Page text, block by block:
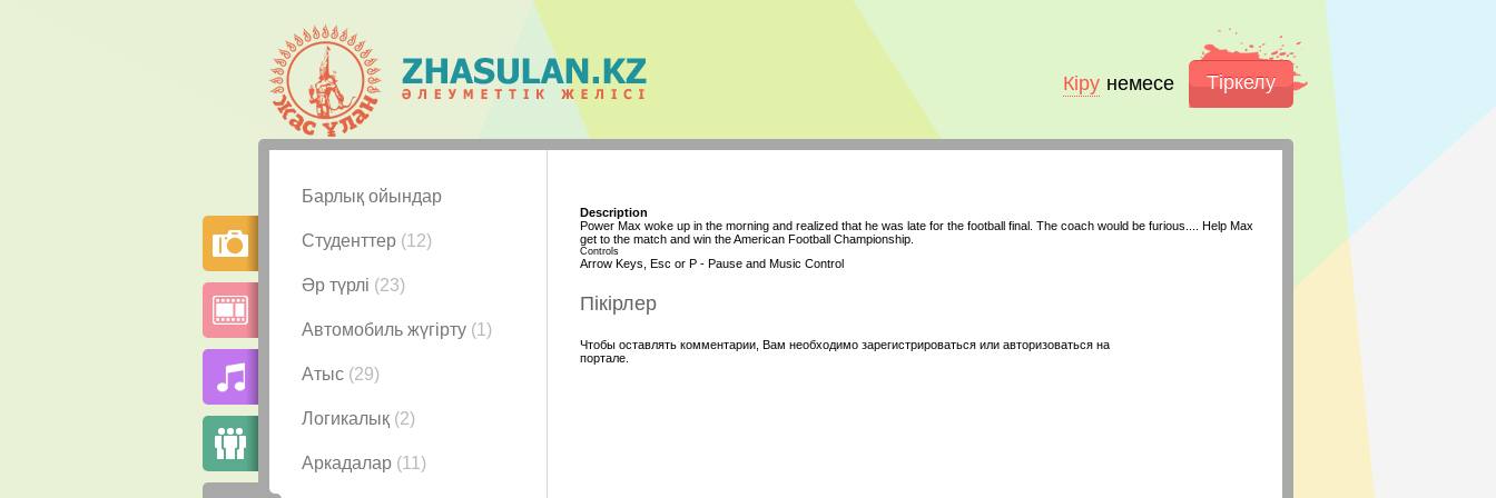
Кіру немесе Тіркелу
Барлық ойындар
Студенттер (12)
Әр түрлі (23)
Автомобиль жүгірту (1)
Атыс (29)
Логикалық (2)
Аркадалар (11)
Description
Power Max woke up in the morning and realized that he was late for the football final. The coach would be furious.... Help Max
get to the match and win the American Football Championship.
Controls
Arrow Keys, Esc or P - Pause and Music Control
Пікірлер
Чтобы оставлять комментарии, Вам необходимо зарегистрироваться или авторизоваться на
портале.